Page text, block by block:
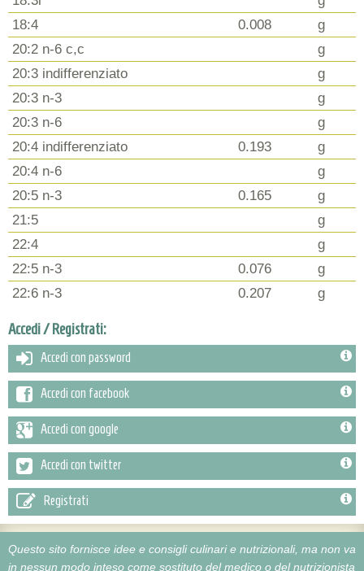
18:4
0.008
g
20:2 n-6 c,c
g
20:3 indifferenziato
g
20:3 n-3
g
20:3 n-6
g
20:4 indifferenziato
0.193
g
20:4 n-6
g
20:5 n-3
0.165
g
21:5
g
22:4
g
22:5 n-3
0.076
g
22:6 n-3
0.207 g
Accedi / Registrati:
Accedi con password
Accedi con facebook
Accedi con google
Accedi con twitter
Registrati
Questo sito fornisce idee e consigli culinari e nutrizionali, ma non va
in nessun modo inteso come sostituto del medico o del nutrizionista